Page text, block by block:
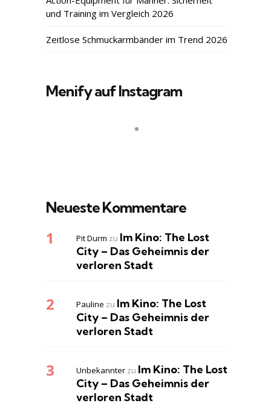
und Training im Vergleich 2026
Zeitlose Schmuckarmbänder im Trend 2026
Menify auf Instagram
Neueste Kommentare
Pit Durm zu Im Kino: The Lost
City – Das Geheimnis der
verloren Stadt
Pauline zu Im Kino: The Lost
City – Das Geheimnis der
verloren Stadt
Unbekannter zu Im Kino: The Lost
City – Das Geheimnis der
verloren Stadt